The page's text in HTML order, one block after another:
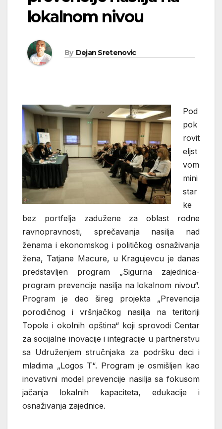
lokalnom nivou
By Dejan Sretenovic
Pod
pok
rovit
eljst
vom
mini
star
ke
bez portfelja zadužene za oblast rodne
ravnopravnosti, sprečavanja nasilja nad
ženama i ekonomskog i političkog osnaživanja
žena, Tatjane Macure, u Kragujevcu je danas
predstavljen program „Sigurna zajednica-
program prevencije nasilja na lokalnom nivou“.
Program je deo šireg projekta „Prevencija
porodičnog i vršnjačkog nasilja na teritoriji
Topole i okolnih opština“ koji sprovodi Centar
za socijalne inovacije i integracije u partnerstvu
sa Udruženjem stručnjaka za podršku deci i
mladima „Logos T“. Program je osmišljen kao
inovativni model prevencije nasilja sa fokusom
jačanja lokalnih kapaciteta, edukacije i
osnaživanja zajednice.